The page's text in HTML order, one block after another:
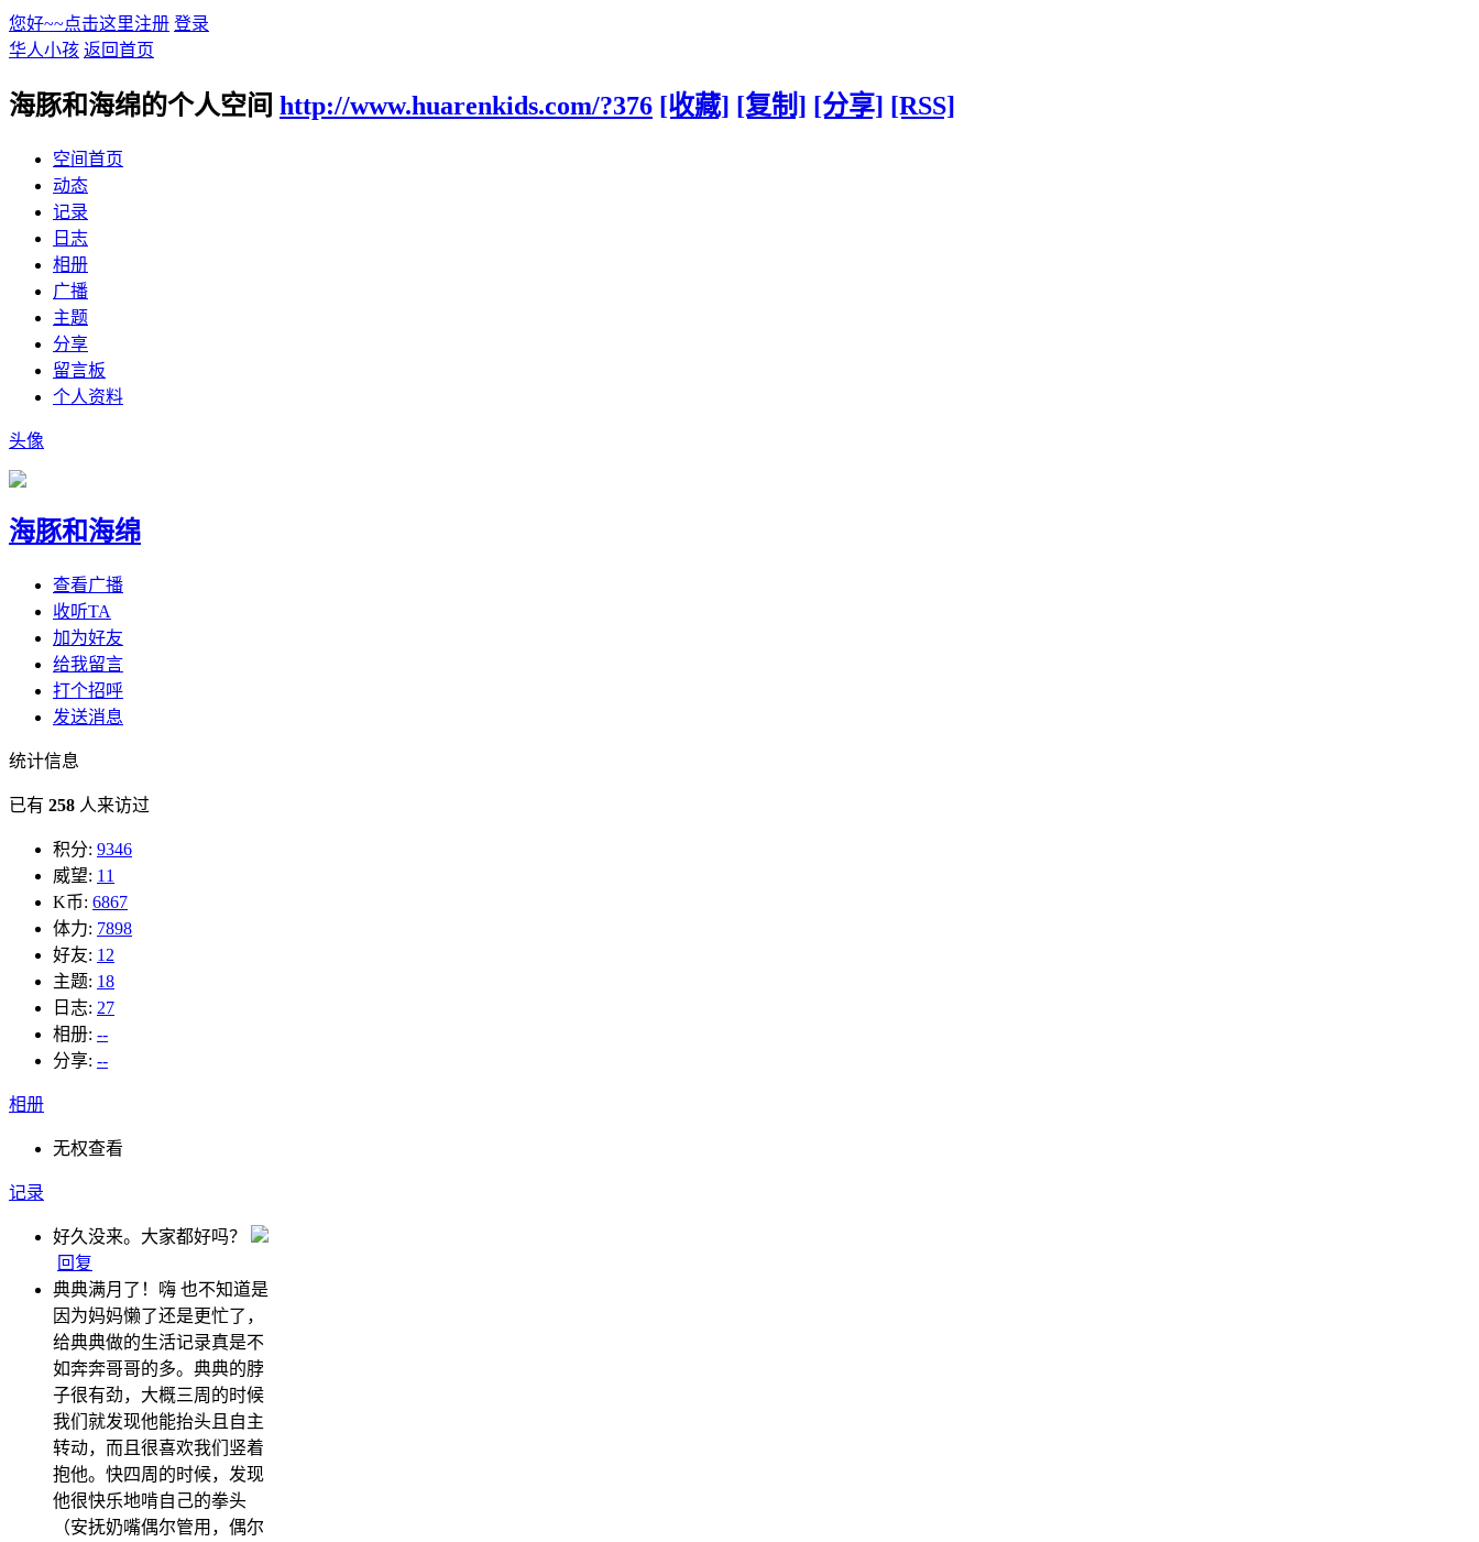
您好~~点击这里注册 登录
华人小孩 返回首页
海豚和海绵的个人空间 http://www.huarenkids.com/?376 [收藏] [复制] [分享] [RSS]
空间首页
动态
记录
日志
相册
广播
主题
分享
留言板
个人资料
头像
海豚和海绵
查看广播
收听TA
加为好友
给我留言
打个招呼
发送消息
统计信息
已有 258 人来访过
积分: 9346
威望: 11
K币: 6867
体力: 7898
好友: 12
主题: 18
日志: 27
相册: --
分享: --
相册
无权查看
记录
好久没来。大家都好吗？
回复
典典满月了！嗨 也不知道是
因为妈妈懒了还是更忙了，
给典典做的生活记录真是不
如奔奔哥哥的多。典典的脖
子很有劲，大概三周的时候
我们就发现他能抬头且自主
转动，而且很喜欢我们竖着
抱他。快四周的时候，发现
他很快乐地啃自己的拳头
（安抚奶嘴偶尔管用，偶尔